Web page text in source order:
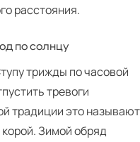
расстояния.
по солнцу
трижды по часовой
тревоги
традиции это называют
Зимой обряд